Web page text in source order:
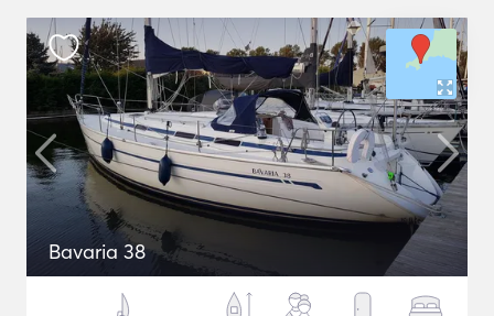
Bavaria 38